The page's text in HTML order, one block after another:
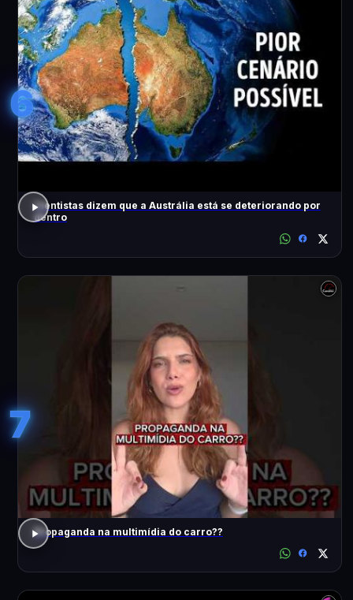
6
Cientistas dizem que a Austrália está se deteriorando por
dentro
7
Propaganda na multimídia do carro??